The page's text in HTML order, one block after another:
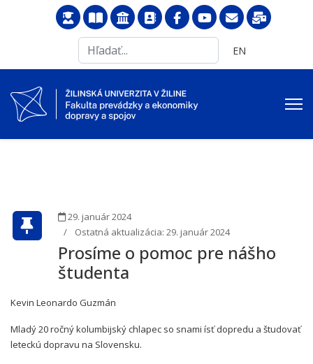
...
Vyberte váš jazyk
EN
29. január 2024
Ostatná aktualizácia: 29. január 2024
Prosíme o pomoc pre nášho
študenta
Kevin Leonardo Guzmán
Mladý 20 ročný kolumbijský chlapec so snami ísť dopredu a študovať
leteckú dopravu na Slovensku.